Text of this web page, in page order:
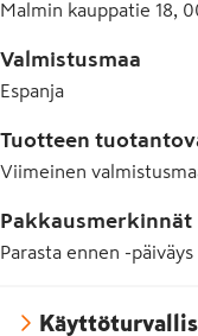
Malmin kauppatie 18,
Valmistusmaa
Espanja
Tuotteen
Viimeinen
Pakkausmerkinnät
Parasta ennen -päiväys